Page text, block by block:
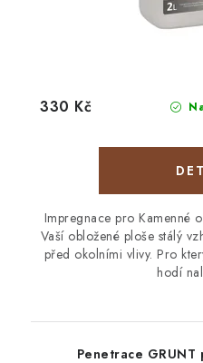
330 Kč
Impregnace pro Kamenné
Vaší obložené ploše stálý
před okolními vlivy. Pro
hodí
Penetrace GRUNT